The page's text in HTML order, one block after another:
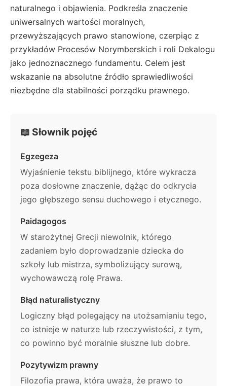
naturalnego i objawienia. Podkreśla znaczenie
uniwersalnych wartości moralnych,
przewyższających prawo stanowione, czerpiąc z
przykładów Procesów Norymberskich i roli Dekalogu
jako jednoznacznego fundamentu. Celem jest
wskazanie na absolutne źródło sprawiedliwości
niezbędne dla stabilności porządku prawnego.
📖 Słownik pojęć
Egzegeza
Wyjaśnienie tekstu biblijnego, które wykracza
poza dosłowne znaczenie, dążąc do odkrycia
jego głębszego sensu duchowego i etycznego.
Paidagogos
W starożytnej Grecji niewolnik, którego
zadaniem było doprowadzanie dziecka do
szkoły lub mistrza, symbolizujący surową,
wychowawczą rolę Prawa.
Błąd naturalistyczny
Logiczny błąd polegający na utożsamianiu tego,
co istnieje w naturze lub rzeczywistości, z tym,
co powinno być moralnie słuszne lub dobre.
Pozytywizm prawny
Filozofia prawa, która uważa, że prawo to